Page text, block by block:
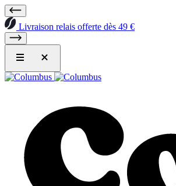
Livraison relais offerte dès 49 €